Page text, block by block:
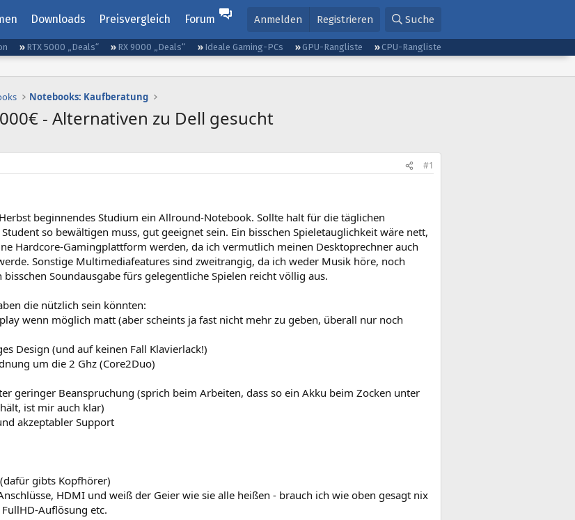
Downloads Preisvergleich Forum Anmelden Registrieren Suche
RTX 5000 „Deals“ RX 9000 „Deals“ Ideale Gaming-PCs GPU-Rangliste
CPU-Rangliste
Notebooks: Kaufberatung
- Alternativen zu Dell gesucht
#1
beginnendes Studium ein Allround-Notebook. Sollte halt für die täglichen
so bewältigen muss, gut geeignet sein. Ein bisschen Spieletauglichkeit wäre nett,
Hardcore-Gamingplattform werden, da ich vermutlich meinen Desktoprechner auch
Sonstige Multimediafeatures sind zweitrangig, da ich weder Musik höre, noch
bisschen Soundausgabe fürs gelegentliche Spielen reicht völlig aus.
die nützlich sein könnten:
wenn möglich matt (aber scheints ja fast nicht mehr zu geben, überall nur noch
Design (und auf keinen Fall Klavierlack!)
um die 2 Ghz (Core2Duo)
geringer Beanspruchung (sprich beim Arbeiten, dass so ein Akku beim Zocken unter
ist mir auch klar)
akzeptabler Support
gibts Kopfhörer)
HDMI und weiß der Geier wie sie alle heißen - brauch ich wie oben gesagt nix
Auflösung etc.